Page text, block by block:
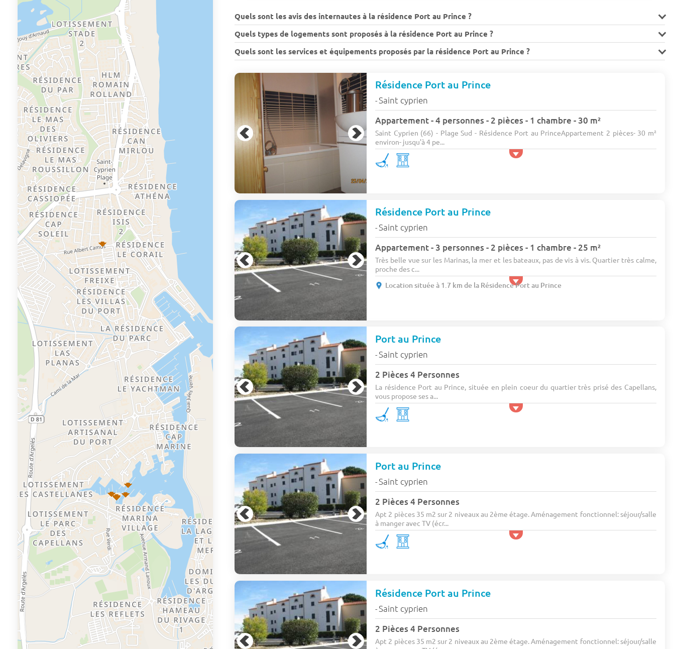
Quels sont les avis des internautes à la résidence Port au Prince ?
Quels types de logements sont proposés à la résidence Port au Prince ?
Quels sont les services et équipements proposés par la résidence Port au Prince ?
Résidence Port au Prince
-Saint cyprien
Appartement - 4 personnes - 2 pièces - 1 chambre - 30 m²
Saint Cyprien (66) - Plage Sud - Résidence Port au PrinceAppartement 2 pièces- 30 m²
environ- jusqu'à 4 pe...
Résidence Port au Prince
-Saint cyprien
Appartement - 3 personnes - 2 pièces - 1 chambre - 25 m²
Très belle vue sur les Marinas, la mer et les bateaux, pas de vis à vis. Quartier très calme,
proche des c...
Location située à 1.7 km de la Résidence Port au Prince
Port au Prince
-Saint cyprien
2 Pièces 4 Personnes
La résidence Port au Prince, située en plein coeur du quartier très prisé des Capellans,
vous propose ses a...
Port au Prince
-Saint cyprien
2 Pièces 4 Personnes
Apt 2 pièces 35 m2 sur 2 niveaux au 2ème étage. Aménagement fonctionnel: séjour/salle
à manger avec TV (écr...
Résidence Port au Prince
-Saint cyprien
2 Pièces 4 Personnes
Apt 2 pièces 35 m2 sur 2 niveaux au 2ème étage. Aménagement fonctionnel: séjour/salle